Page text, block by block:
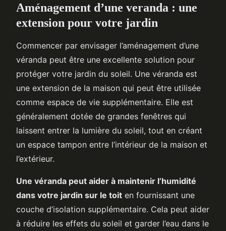
Aménagement d’une veranda : une
extension pour votre jardin
Commencer par envisager l’aménagement d’une
véranda peut être une excellente solution pour
protéger votre jardin du soleil. Une véranda est
une extension de la maison qui peut être utilisée
comme espace de vie supplémentaire. Elle est
généralement dotée de grandes fenêtres qui
laissent entrer la lumière du soleil, tout en créant
un espace tampon entre l’intérieur de la maison et
l’extérieur.
Une véranda peut aider à maintenir l’humidité
dans votre jardin sur le toit en fournissant une
couche d’isolation supplémentaire. Cela peut aider
à réduire les effets du soleil et garder l’eau dans le